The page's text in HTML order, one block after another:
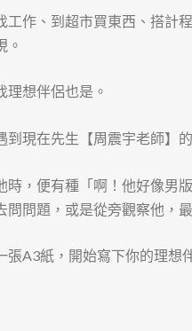
工作、到超市買東西、搭計
。
理想伴侶也是。
到現在先生【周震宇老師】
時，便有種「啊！他好像男
問問題，或是從旁觀察他，
張A3紙，開始寫下你的理想